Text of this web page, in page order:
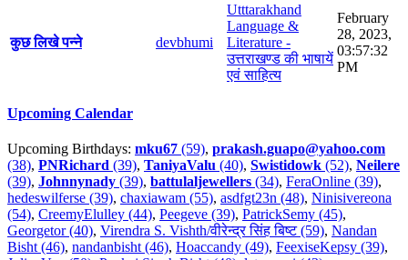
कुछ लिखे पन्ने devbhumi
Utttarakhand
Language &
Literature -
उत्तराखण्ड की भाषायें
एवं साहित्य
February
28, 2023,
03:57:32
PM
Upcoming Calendar
Upcoming Birthdays: mku67 (59), prakash.guapo@yahoo.com
(38), PNRichard (39), TaniyaValu (40), Swistidowk (52), Neilere
(39), Johnnynady (39), battulaljewellers (34), FeraOnline (39),
hedeswilferse (39), chaxiawam (55), asdfgt23n (48), Ninisivereona
(54), CreemyElulley (44), Peegeve (39), PatrickSemy (45),
Georgetor (40), Virendra S. Vishth/वीरेन्द्र सिंह बिष्ट (59), Nandan
Bisht (46), nandanbisht (46), Hoaccandy (49), FeexiseKepsy (39),